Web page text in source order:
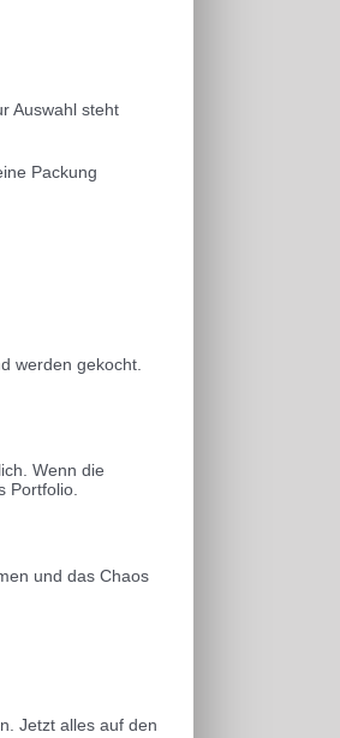
Auswahl steht
Packung
werden gekocht.
Wenn die
Portfolio.
und das Chaos
Jetzt alles auf den